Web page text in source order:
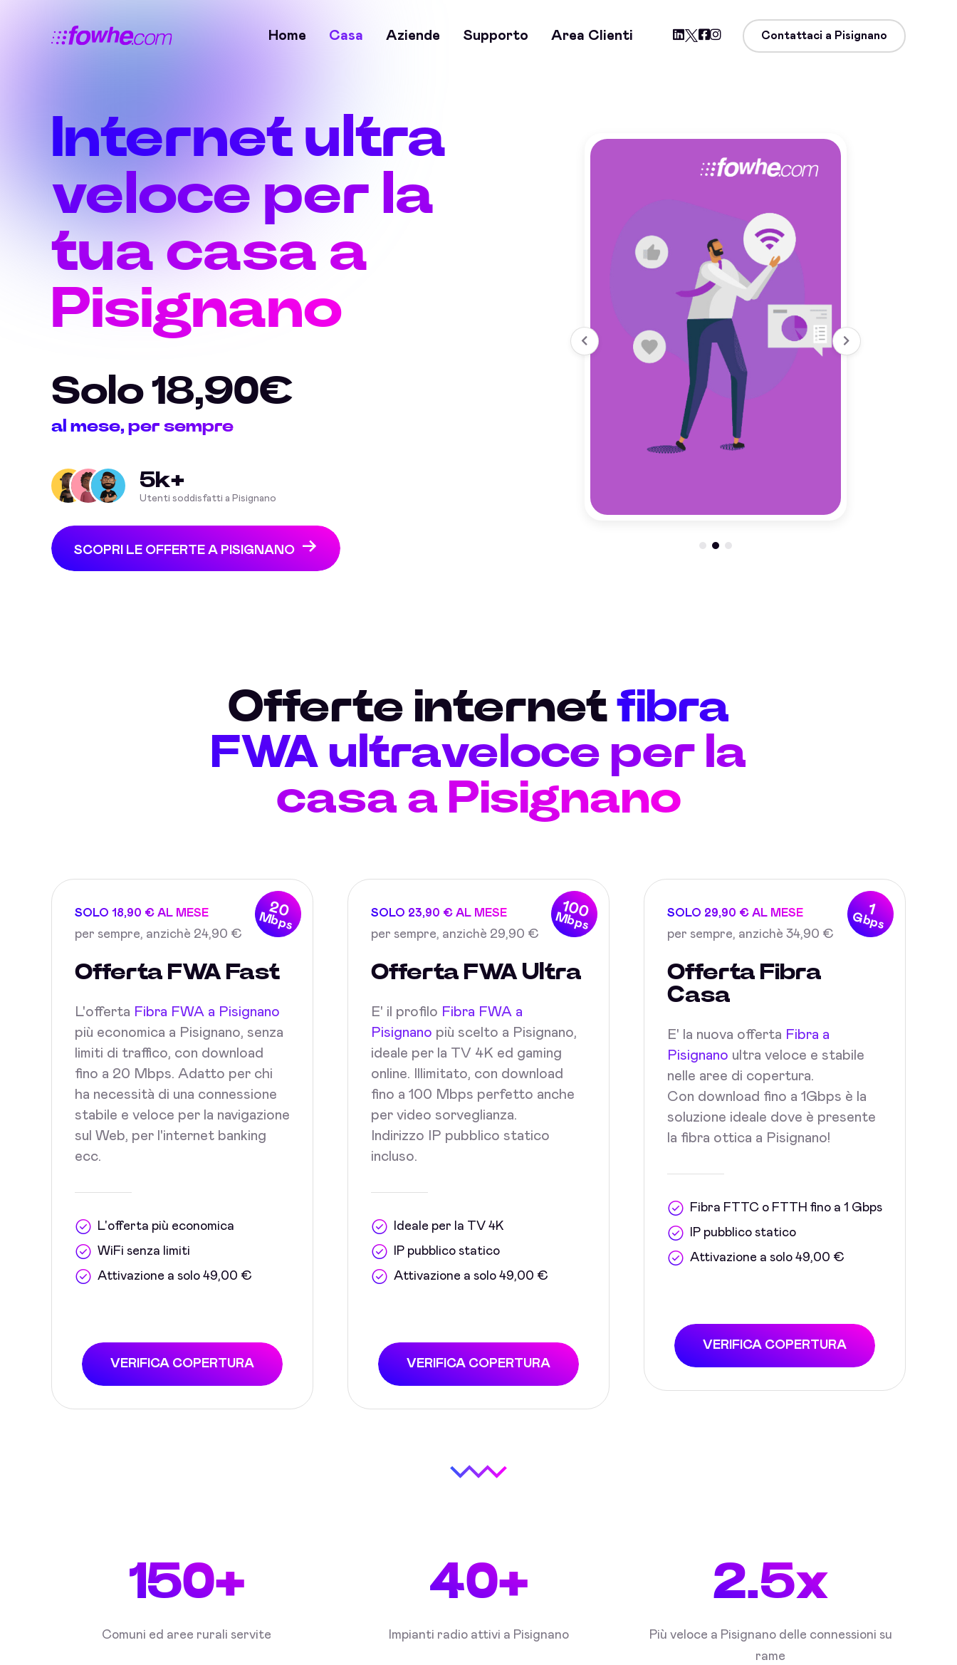
Home Casa Aziende Supporto Area Clienti Contattaci a Pisignano
Internet ultra
veloce per la
tua casa a
Pisignano
Solo 18,90€
al mese, per sempre
5k+
Utenti soddisfatti a Pisignano
SCOPRI LE OFFERTE A PISIGNANO
Offerte internet fibra
FWA ultraveloce per la
casa a Pisignano
20
Mbps
SOLO 18,90 € AL MESE
per sempre, anzichè 24,90 €
Offerta FWA Fast
L'offerta Fibra FWA a Pisignano
più economica a Pisignano, senza
limiti di traffico, con download
fino a 20 Mbps. Adatto per chi
ha necessità di una connessione
stabile e veloce per la navigazione
sul Web, per l'internet banking
ecc.
L'offerta più economica
WiFi senza limiti
Attivazione a solo 49,00 €
VERIFICA COPERTURA
100
Mbps
SOLO 23,90 € AL MESE
per sempre, anzichè 29,90 €
Offerta FWA Ultra
E' il profilo Fibra FWA a
Pisignano più scelto a Pisignano,
ideale per la TV 4K ed gaming
online. Illimitato, con download
fino a 100 Mbps perfetto anche
per video sorveglianza.
Indirizzo IP pubblico statico
incluso.
Ideale per la TV 4K
IP pubblico statico
Attivazione a solo 49,00 €
VERIFICA COPERTURA
1
Gbps
SOLO 29,90 € AL MESE
per sempre, anzichè 34,90 €
Offerta Fibra
Casa
E' la nuova offerta Fibra a
Pisignano ultra veloce e stabile
nelle aree di copertura.
Con download fino a 1Gbps è la
soluzione ideale dove è presente
la fibra ottica a Pisignano!
Fibra FTTC o FTTH fino a 1 Gbps
IP pubblico statico
Attivazione a solo 49,00 €
VERIFICA COPERTURA
150+
Comuni ed aree rurali servite
40+
Impianti radio attivi a Pisignano
2.5x
Più veloce a Pisignano delle connessioni su
rame